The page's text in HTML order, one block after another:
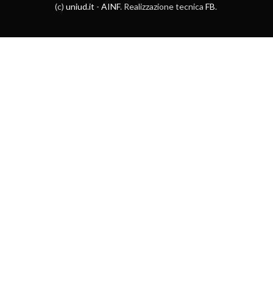
(c) uniud.it - AINF. Realizzazione tecnica FB.